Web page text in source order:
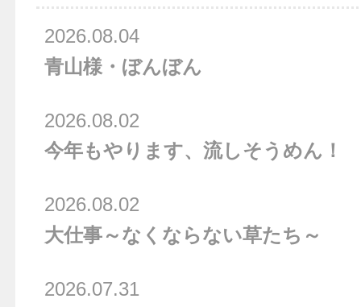
青山様・ぼんぼん
2026.08.04
今年もやります、流しそうめん！
2026.08.02
大仕事～なくならない草たち～
2026.08.02
2026.07.31